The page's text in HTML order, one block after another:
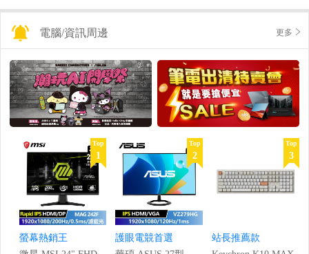
電腦/資訊周邊 更多
Top
1
螢幕熱銷王
Top
2
護眼電競首選
Top
3
站長推薦款